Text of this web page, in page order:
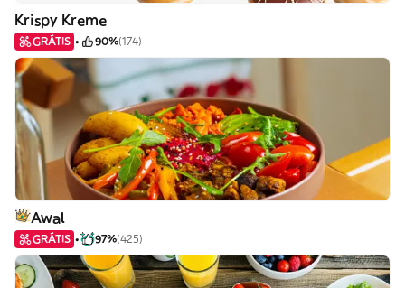
Krispy Kreme
GRÁTIS 90%(174)
Awal
GRÁTIS 97%(425)